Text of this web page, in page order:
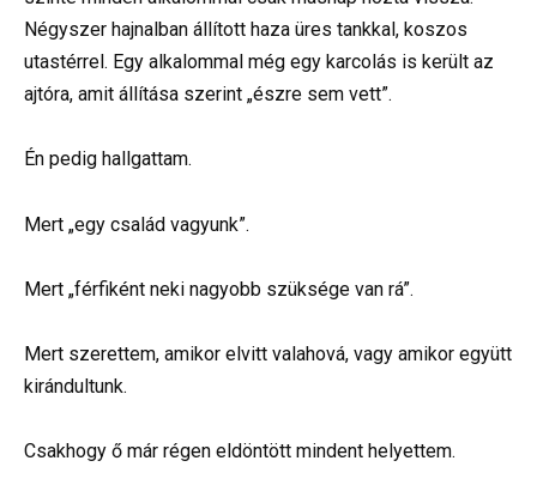
Négyszer hajnalban állított haza üres tankkal, koszos
utastérrel. Egy alkalommal még egy karcolás is került az
ajtóra, amit állítása szerint „észre sem vett”.
Én pedig hallgattam.
Mert „egy család vagyunk”.
Mert „férfiként neki nagyobb szüksége van rá”.
Mert szerettem, amikor elvitt valahová, vagy amikor együtt
kirándultunk.
Csakhogy ő már régen eldöntött mindent helyettem.